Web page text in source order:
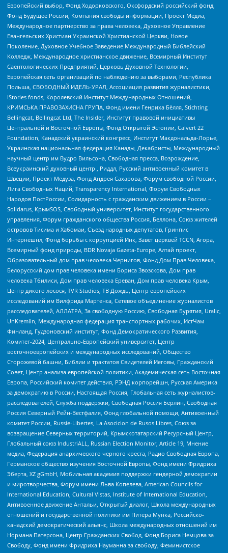
Европейский выбор, Фонд Ходорковского, Оксфордский российский фонд,
Фонд Будущее России, Компания свободы информации, Проект Медиа,
Международное партнерство за права человека, Духовное Управление
Евангельских Христиан Украинской Христианской Церкви, Новое
Поколение, Духовное Учебное Заведение Международный Библейский
Колледж, Международное христианское движение, Всемирный Институт
Саентологических Предприятий, Церковь Духовной Технологии,
Европейская сеть организаций по наблюдению за выборами, Республика
Польша, СВОБОДНЫЙ ИДЕЛЬ-УРАЛ, Ассоциация развития журналистики,
IStories fonds, Королевский Институт Международных Отношений,
КРИМСЬКА ПРАВОЗАХИСНА ГРУПА, Фонд имени Генриха Бёлля, Stichting
Bellingcat, Bellingcat Ltd, The Insider, Институт правовой инициативы
Центральной и Восточной Европы, Фонд Открытой Эстонии, Calvert 22
Foundation, Канадский украинский конгресс, Институт Макдональда-Лорье,
Украинская национальная федерация Канады, Декабристы, Международный
научный центр им Вудро Вильсона, Свободная пресса, Возрождение,
Всеукраинский духовный центр , Риддл, Русский антивоенный комитет в
Швеции, Проект Медуза, Фонд Андрея Сахарова, Форум свободной России,
Лига Свободных Наций, Transparеncy International, Форум Свободных
Народов ПостРоссии, Солидарность с гражданским движением в России –
Solidarus, КрымSOS, Свободный университет, Институт государственного
управления, Форум гражданского общества Россия, Беллона, Союз жителей
островов Тисима и Хабомаи, Съезд народных депутатов, Гринпис
Интернешнл, Фонд борьбы с коррупцией Инк, Завет церквей TCCN, Агора,
Всемирный фонд природы, BDR Novaja Gazeta-Europe, Алтай проект,
Образовательный дом прав человека Чернигов, Фонд Дом Прав Человека,
Белорусский дом прав человека имени Бориса Звозскова, Дом прав
человека Тбилиси, Дом прав человека Ереван, Дом прав человека Крым,
Центр дикого лосося, TVR Studios, ТВ Дождь, Центр европейских
исследований им Вилфрида Мартенса, Сетевое объединение журналистов
расследователей, АЛЛАТРА, За свободную Россию, Свободная Бурятия, Uralic,
UnKremlin, Международная федерация транспортных рабочих, ИстЧам
Финланд, Гудзоновский институт, Фонд Демократического Развития,
Комитет-2024, Центрально-Европейский университет, Центр
восточноевропейских и международных исследований, Общество
Сторожевой башни, Библии и трактатов Свидетелей Иеговы, Гражданский
Совет, Центр анализа европейской политики, Академическая сеть Восточная
Европа, Российский комитет действия, РЭНД корпорейшн, Русская Америка
за демократию в России, Настоящая Россия, Глобальная сеть журналистов-
расследователей, Служба поддержки, Свободная Россия Берлин, Свободная
Россия Северный Рейн-Вестфалия, Фонд глобальной помощи, Антивоенный
комитет России, Russie-Libertes, La Asocicion de Rusos Libres, Союз за
возвращение Северных территорий, Крымскотатарский Ресурсный Центр,
Глобальный союз IndustriALL, Russian Election Monitor, Article 19, Мнение
медиа, Федерация анархического черного креста, Радио Свободная Европа,
Германское общество изучения Восточной Европы, Фонд имени Фридриха
Эберта, XZ gGmbH, Мобильная академия поддержки гендерной демократии
и миротворчества, Форум имени Льва Копелева, American Councils for
International Education, Cultural Vistas, Institute of International Education,
Антивоенное движение Антальи, Открытый диалог, Школа международных
отношений и государственной политики им Питера Мунка, Российско-
канадский демократический альянс, Школа международных отношений им
Нормана Патерсона, Центр Гражданских Свобод, Фонд Бориса Немцова за
Свободу, Фонд имени Фридриха Науманна за свободу, Феминистское